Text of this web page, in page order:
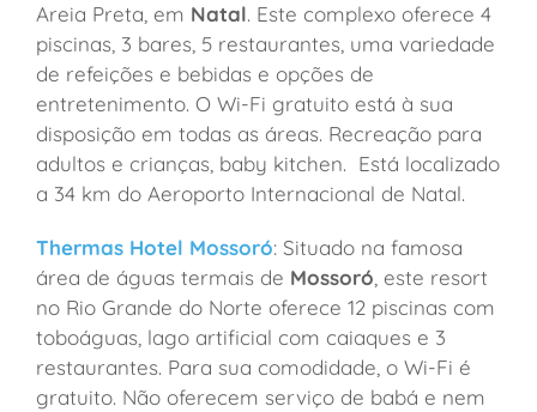
Areia Preta, em Natal. Este complexo oferece 4
piscinas, 3 bares, 5 restaurantes, uma variedade
de refeições e bebidas e opções de
entretenimento. O Wi-Fi gratuito está à sua
disposição em todas as áreas. Recreação para
adultos e crianças, baby kitchen. Está localizado
a 34 km do Aeroporto Internacional de Natal.
Thermas Hotel Mossoró: Situado na famosa
área de águas termais de Mossoró, este resort
no Rio Grande do Norte oferece 12 piscinas com
toboáguas, lago artificial com caiaques e 3
restaurantes. Para sua comodidade, o Wi-Fi é
gratuito. Não oferecem serviço de babá e nem